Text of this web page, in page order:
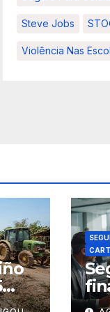
Steve Jobs
Violência Nas